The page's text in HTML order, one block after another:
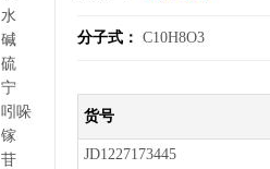
水
碱
硫
宁
吲哚
镓
苷
分子式： C10H8O3
货号
JD1227173445